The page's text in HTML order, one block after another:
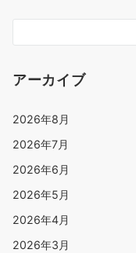
アーカイブ
2026年8月
2026年7月
2026年6月
2026年5月
2026年4月
2026年3月